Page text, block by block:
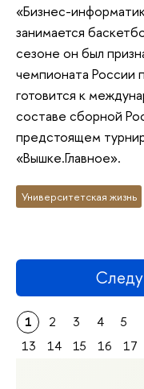
«Бизнес-
занимается
сезоне он был
чемпионата России
готовится к
составе сборной
предстоящем
«Вышке.Главное».
Университетская жизнь
1 2 3 4 5
13
14 15 16 17